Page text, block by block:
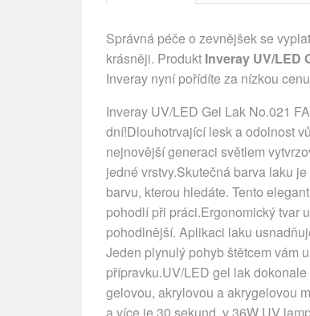
Správná péče o zevnějšek se
krásněji. Produkt Inveray UV/LED
Inveray nyní pořídíte za nízkou
Inveray UV/LED Gel Lak No.021
dní!Dlouhotrvající lesk a odolnost
nejnovější generaci světlem
jedné vrstvy.Skutečná barva laku
barvu, kterou hledáte. Tento
pohodlí při práci.Ergonomický tvar
pohodlnější. Aplikaci laku
Jeden plynulý pohyb štětcem vám
přípravku.UV/LED gel lak
gelovou, akrylovou a akrygelovou